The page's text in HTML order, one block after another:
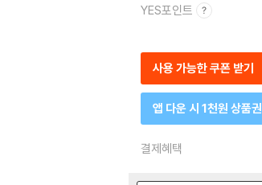
YES포인트
사용 가능한 쿠폰 받기
앱 다운 시 1천원 상품권
결제혜택